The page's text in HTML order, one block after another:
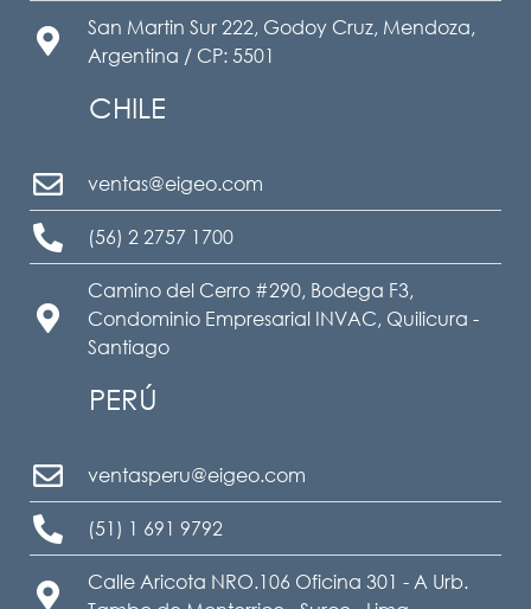
San Martin Sur 222, Godoy Cruz, Mendoza,
Argentina / CP: 5501
CHILE
ventas@eigeo.com
(56) 2 2757 1700
Camino del Cerro #290, Bodega F3,
Condominio Empresarial INVAC, Quilicura -
Santiago
PERÚ
ventasperu@eigeo.com
(51) 1 691 9792
Calle Aricota NRO.106 Oficina 301 - A Urb.